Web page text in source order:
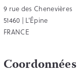
9 rue des Chenevières
51460 | L'Épine
FRANCE
Coordonnées